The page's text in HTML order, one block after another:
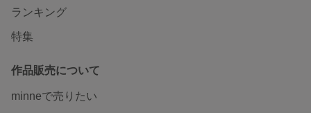
ランキング
特集
作品販売について
minneで売りたい